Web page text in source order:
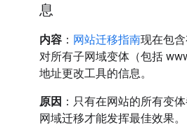
息
内容 ： 网站迁移指南现在包
对所有子网域变体（包括
地址更改工具的信息。
原因 ：只有在网站的所有变
网域迁移才能发挥最佳效果。